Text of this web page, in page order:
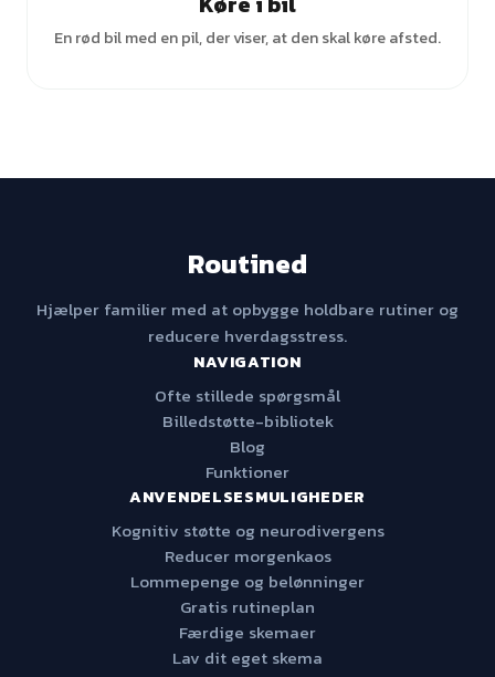
En rød bil med en pil, der viser, at den skal køre afsted.
Routined
Hjælper familier med at opbygge holdbare rutiner og
reducere hverdagsstress.
NAVIGATION
Ofte stillede spørgsmål
Billedstøtte-bibliotek
Blog
Funktioner
ANVENDELSESMULIGHEDER
Kognitiv støtte og neurodivergens
Reducer morgenkaos
Lommepenge og belønninger
Gratis rutineplan
Færdige skemaer
Lav dit eget skema